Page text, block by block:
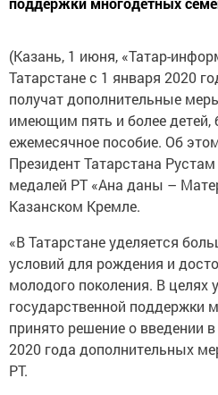
(Казань, 1 июня, «Татар-
Татарстане с 1 января 2020
получат дополнительные
имеющим пять и более детей,
ежемесячное пособие. Об
Президент Татарстана
медалей РТ «Ана даны –
Казанском Кремле.
«В Татарстане уделяется
условий для рождения и
молодого поколения. В целях
государственной поддержки
принято решение о введении
2020 года дополнительных
РТ.